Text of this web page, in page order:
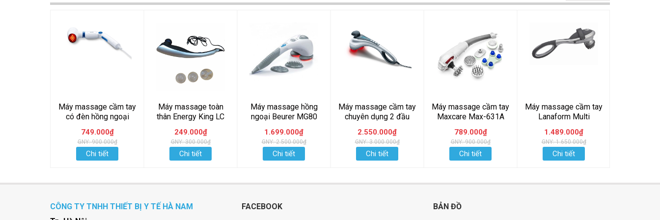
Máy massage cầm tay
có đèn hồng ngoại
Beurer MG40
749.000₫
GNY: 900.000₫
Chi tiết
Máy massage toàn
thân Energy King LC
249.000₫
GNY: 300.000₫
Chi tiết
Máy massage hồng
ngoại Beurer MG80
1.699.000₫
GNY: 2.500.000₫
Chi tiết
Máy massage cầm tay
chuyên dụng 2 đầu
hồng ngoại Beurer
MG100
2.550.000₫
GNY: 3.000.000₫
Chi tiết
Máy massage cầm tay
Maxcare Max-631A
789.000₫
GNY: 900.000₫
Chi tiết
Máy massage cầm tay
Lanaform Multi
LA110203
1.489.000₫
GNY: 1.650.000₫
Chi tiết
CÔNG TY TNHH THIẾT BỊ Y TẾ HÀ NAM
FACEBOOK BẢN ĐỒ